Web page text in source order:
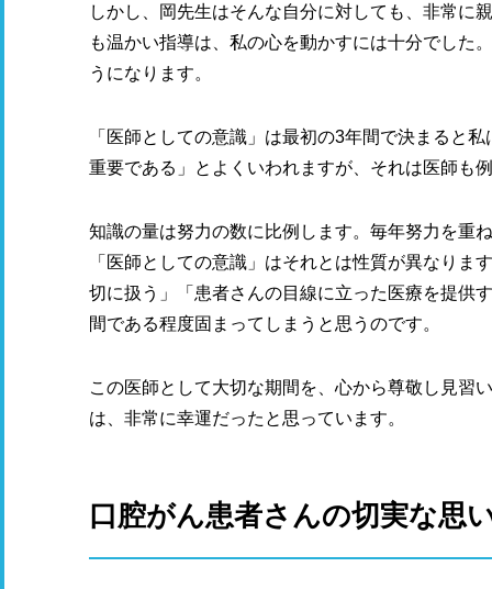
しかし、岡先生はそんな自分に対しても、非常に
も温かい指導は、私の心を動かすには十分でした
うになります。
「医師としての意識」は最初の3年間で決まると
重要である」とよくいわれますが、それは医師も
知識の量は努力の数に比例します。毎年努力を重
「医師としての意識」はそれとは性質が異なり
切に扱う」「患者さんの目線に立った医療を提供
間である程度固まってしまうと思うのです。
この医師として大切な期間を、心から尊敬し見習
は、非常に幸運だったと思っています。
口腔がん患者さんの切実な思